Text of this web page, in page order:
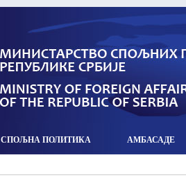
СПОЉНА ПОЛИТИКА АМБАСАДЕ